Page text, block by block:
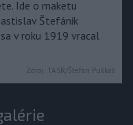
Ide o maketu
Štefánik
v roku 1919 vracal
Zdroj: TASR/Štefan Puškáš